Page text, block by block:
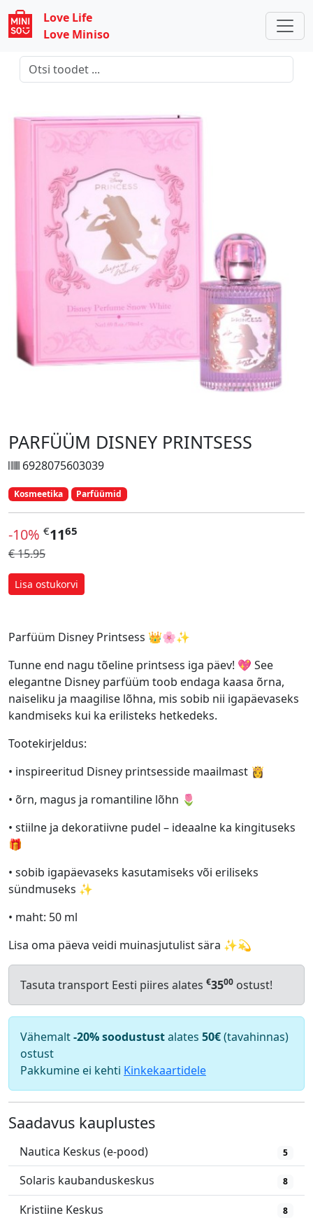
Love Life
Love Miniso
PARFÜÜM DISNEY PRINTSESS
6928075603039
Kosmeetika Parfüümid
-10% €1165
€ 15.95
Lisa ostukorvi
Parfüüm Disney Printsess 👑🌸✨
Tunne end nagu tõeline printsess iga päev! 💖 See
elegantne Disney parfüüm toob endaga kaasa õrna,
naiseliku ja maagilise lõhna, mis sobib nii igapäevaseks
kandmiseks kui ka erilisteks hetkedeks.
Tootekirjeldus:
• inspireeritud Disney printsesside maailmast 👸
• õrn, magus ja romantiline lõhn 🌷
• stiilne ja dekoratiivne pudel – ideaalne ka kingituseks
🎁
• sobib igapäevaseks kasutamiseks või eriliseks
sündmuseks ✨
• maht: 50 ml
Lisa oma päeva veidi muinasjutulist sära ✨💫
Tasuta transport Eesti piires alates €3500 ostust!
Vähemalt-20% soodustustalates 50€(tavahinnas)
ostust
Pakkumine ei kehti Kinkekaartidele
Saadavus kauplustes
Nautica Keskus (e-pood) 5
Solaris kaubanduskeskus 8
Kristiine Keskus 8